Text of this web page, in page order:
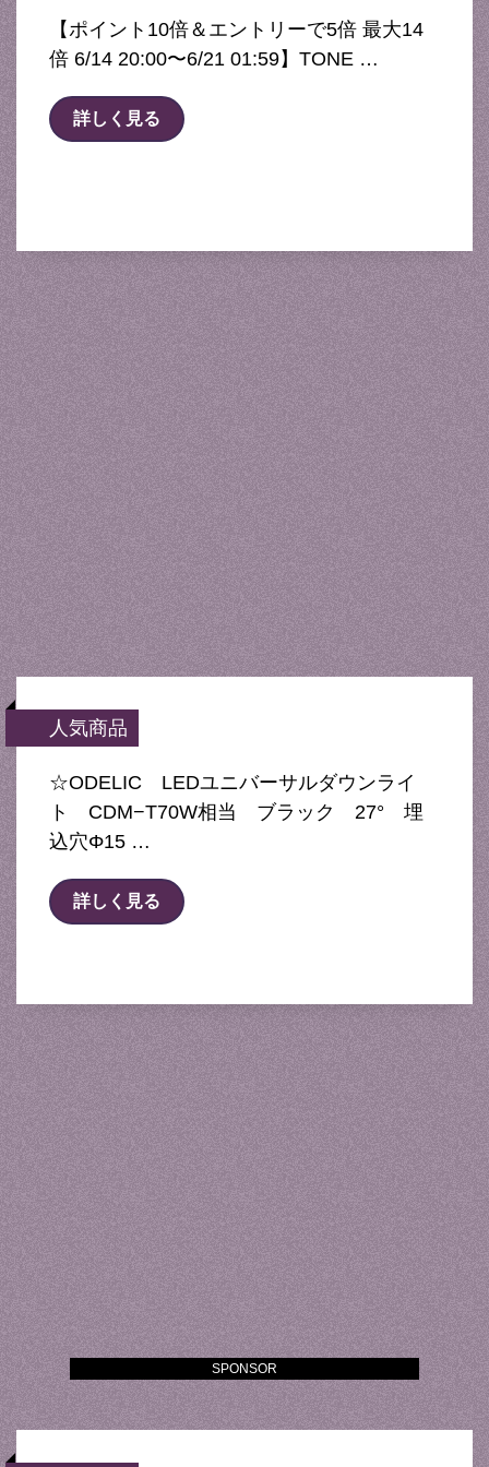
【ポイント10倍＆エントリーで5倍 最大14
倍 6/14 20:00〜6/21 01:59】TONE …
詳しく見る
人気商品
☆ODELIC LEDユニバーサルダウンライ
ト CDM−T70W相当 ブラック 27° 埋
込穴Φ15 …
詳しく見る
SPONSOR